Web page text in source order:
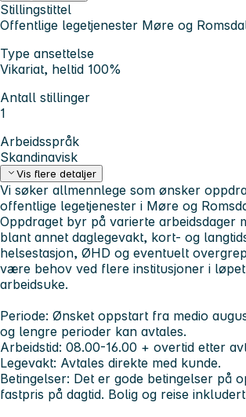
Stillingstittel
Offentlige legetjenester Møre og
Type ansettelse
Vikariat, heltid 100%
Antall stillinger
1
Arbeidsspråk
Skandinavisk
Vis flere detaljer
Vi søker allmennlege som ønsker
offentlige legetjenester i Møre og
Oppdraget byr på varierte arbeidsdager
blant annet daglegevakt, kort- og
helsestasjon, ØHD og eventuelt
være behov ved flere institusjoner i
arbeidsuke.
Periode: Ønsket oppstart fra medio
og lengre perioder kan avtales.
Arbeidstid: 08.00-16.00 + overtid etter
Legevakt: Avtales direkte med kunde.
Betingelser: Det er gode betingelser på
fastpris på dagtid. Bolig og reise